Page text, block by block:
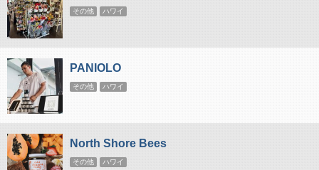
その他 ハワイ
PANIOLO
その他 ハワイ
North Shore Bees
その他 ハワイ